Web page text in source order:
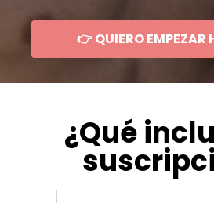
👉 QUIERO EMPEZAR
¿Qué